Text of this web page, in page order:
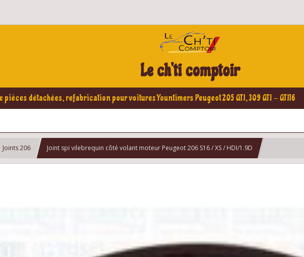
Le ch'ti comptoir
détachées, refabrication pour voitures Yountimers Peugeot 205 GTI, 309 GTI - GTI16
Joints 206 Joint spi vilebrequin côté volant moteur Peugeot 206 S16 / XS / HDI/1.9D